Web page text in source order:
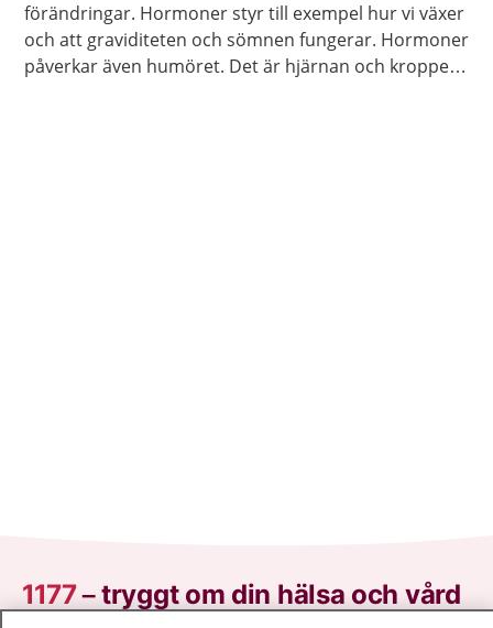
förändringar. Hormoner styr till exempel hur vi växer
och att graviditeten och sömnen fungerar. Hormoner
påverkar även humöret. Det är hjärnan och kroppen
1177–tryggt om din hälsa och vård